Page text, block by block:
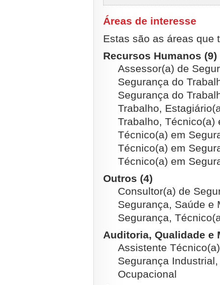
Áreas de interesse
Estas são as áreas que
Recursos Humanos (9)
Assessor(a) de
Segurança do
Segurança do
Trabalho,
Trabalho, Técnico(a)
Técnico(a) em
Técnico(a) em
Técnico(a) em
Outros (4)
Consultor(a) de
Segurança, Saúde e
Segurança,
Auditoria, Qualidade e
Assistente
Segurança
Ocupacional